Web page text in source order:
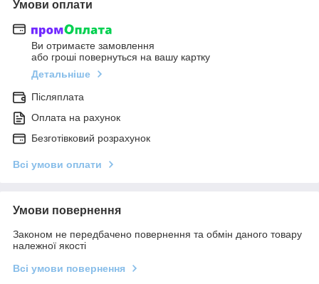
Умови оплати
Ви отримаєте замовлення
або гроші повернуться на вашу картку
Детальніше
Післяплата
Оплата на рахунок
Безготівковий розрахунок
Всі умови оплати
Умови повернення
Законом не передбачено повернення та обмін даного товару
належної якості
Всі умови повернення